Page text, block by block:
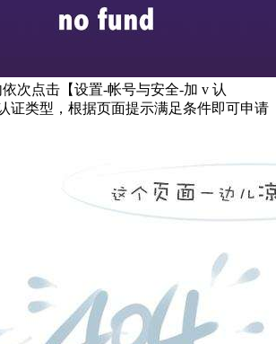
次点击【设置-帐号与安全-加 v 认
证类型，根据页面提示满足条件即可申请